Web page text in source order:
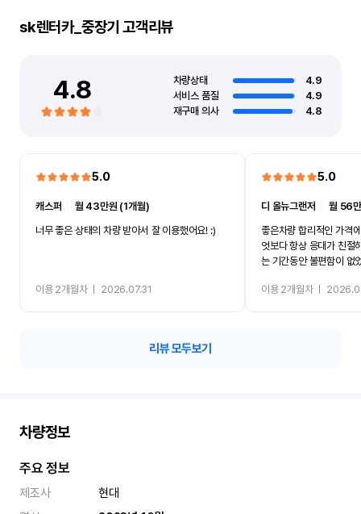
sk렌터카_중장기 고객리뷰
4.8 차량상태
4.9
서비스 품질
4.9
재구매 의사
4.8
5.0
캐스퍼
월 43만원 (1개월)
너무 좋은 상태의 차량 받아서 잘 이용했어요! :)
이용 2개월차ㅣ 2026.07.31
5.0
디 올뉴그랜저 ㅣ월 56
좋은차량 합리적인 가격
엇보다 항상 응대가 친절
는 기간동안 불편함이 없
카 렌트 고민없이 강추합
이용 2개월차ㅣ
리뷰 모두보기
차량정보
주요 정보
제조사
현대